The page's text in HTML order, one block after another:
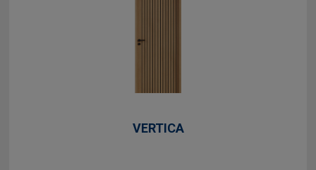
VERTICA